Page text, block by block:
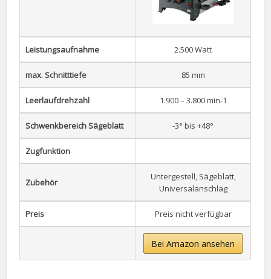
Leistungsaufnahme 2.500 Watt
max. Schnitttiefe 85 mm
Leerlaufdrehzahl 1.900 – 3.800 min-1
Schwenkbereich Sägeblatt -3° bis +48°
Zugfunktion
Zubehör
Untergestell, Sägeblatt,
Universalanschlag
Preis Preis nicht verfügbar
Bei Amazon ansehen